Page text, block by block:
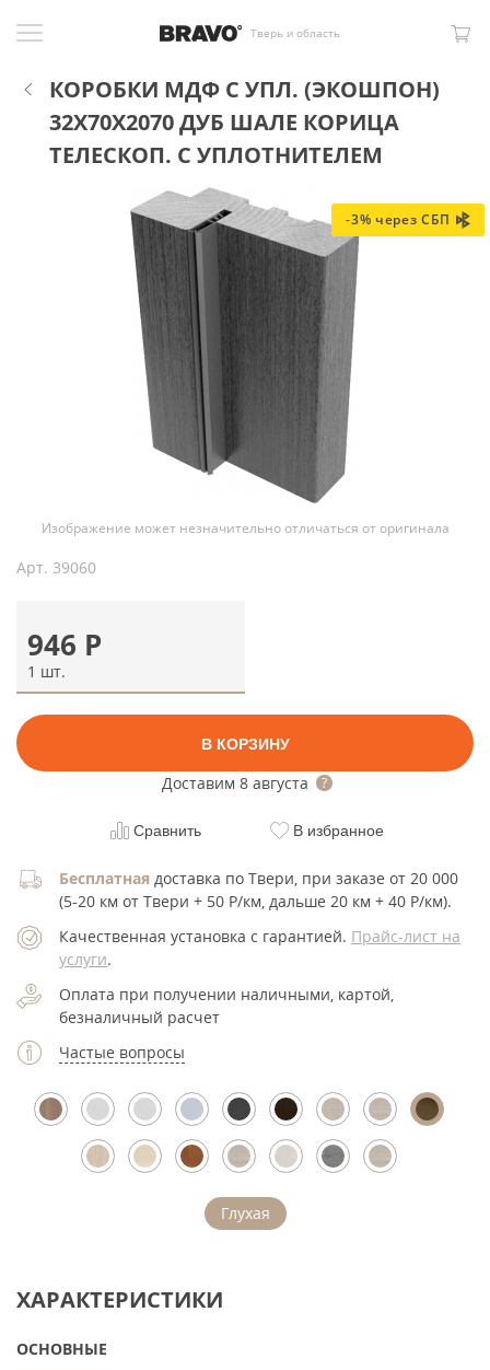
Тверь и область
КОРОБКИ МДФ С УПЛ. (ЭКОШПОН)
32X70X2070 ДУБ ШАЛЕ КОРИЦА
ТЕЛЕСКОП. С УПЛОТНИТЕЛЕМ
-3% через СБП
Изображение может незначительно отличаться от оригинала
Арт. 39060
946 Р
1 шт.
В КОРЗИНУ
Доставим 8 августа
Сравнить В избранное
Бесплатная доставка по Твери, при заказе от 20 000
(5-20 км от Твери + 50 Р/км, дальше 20 км + 40 Р/км).
Качественная установка с гарантией. Прайс-лист на
услуги.
Оплата при получении наличными, картой,
безналичный расчет
Частые вопросы
Глухая
ХАРАКТЕРИСТИКИ
ОСНОВНЫЕ